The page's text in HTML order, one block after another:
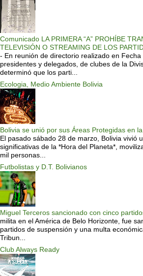
Comunicado LA PRIMERA “A” PROHÍBE
TELEVISIÓN O STREAMING DE LOS
- En reunión de directorio realizado en
presidentes y delegados, de clubes de la
determinó que los parti...
Ecologia, Medio Ambiente Bolivia
Bolivia se unió por sus Áreas Protegidas en
El pasado sábado 28 de marzo, Bolivia vivió
significativas de la *Hora del Planeta*,
mil personas...
Futbolistas y D.T. Bolivianos
Miguel Terceros sancionado con cinco
milita en el América de Belo Horizonte, fue
partidos de suspensión y una multa
Tribun...
Club Always Ready